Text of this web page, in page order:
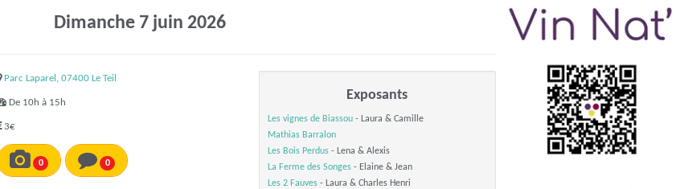
Dimanche 7 juin 2026
Parc Laparel, 07400 Le Teil
De 10h à 15h
3€
0 0
Exposants
Les vignes de Biassou- Laura & Camille
Mathias Barralon
Les Bois Perdus- Lena & Alexis
La Ferme des Songes- Elaine & Jean
Les 2 Fauves- Laura & Charles Henri